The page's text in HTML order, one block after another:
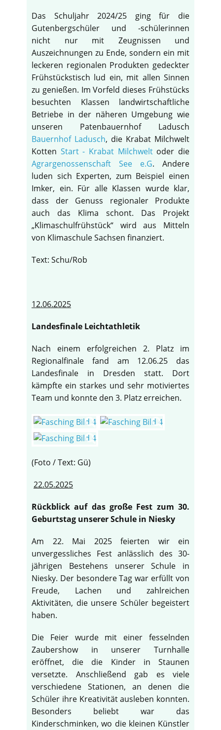
Das Schuljahr 2024/25 ging für die
Gutenbergschüler und -schülerinnen
nicht nur mit Zeugnissen und
Auszeichnungen zu Ende, sondern ein mit
leckeren regionalen Produkten gedeckter
Frühstückstisch lud ein, mit allen Sinnen
zu genießen. Im Vorfeld dieses Frühstücks
besuchten Klassen landwirtschaftliche
Betriebe in der näheren Umgebung wie
unseren Patenbauernhof Ladusch
Bauernhof Ladusch, die Krabat Milchwelt
Kotten Start - Krabat Milchweltoder die
Agrargenossenschaft See e.G. Andere
luden sich Experten, zum Beispiel einen
Imker, ein. Für alle Klassen wurde klar,
dass der Genuss regionaler Produkte
auch das Klima schont. Das Projekt
„Klimaschulfrühstück“ wird aus Mitteln
von Klimaschule Sachsen finanziert.
Text: Schu/Rob
12.06.2025
Landesfinale Leichtathletik
Nach einem erfolgreichen 2. Platz im
Regionalfinale fand am 12.06.25 das
Landesfinale in Dresden statt. Dort
kämpfte ein starkes und sehr motiviertes
Team und konnte den 3. Platz erreichen.
(Foto / Text: Gü)
22.05.2025
Rückblick auf das große Fest zum 30.
Geburtstag unserer Schule in Niesky
Am 22. Mai 2025 feierten wir ein
unvergessliches Fest anlässlich des 30-
jährigen Bestehens unserer Schule in
Niesky. Der besondere Tag war erfüllt von
Freude, Lachen und zahlreichen
Aktivitäten, die unsere Schüler begeistert
haben.
Die Feier wurde mit einer fesselnden
Zaubershow in unserer Turnhalle
eröffnet, die die Kinder in Staunen
versetzte. Anschließend gab es viele
verschiedene Stationen, an denen die
Schüler ihre Kreativität ausleben konnten.
Besonders beliebt war das
Kinderschminken, wo die kleinen Künstler